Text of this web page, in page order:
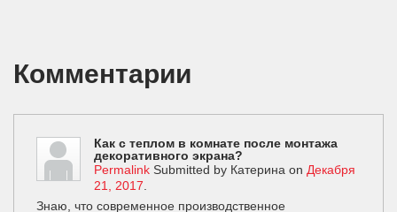
Комментарии
Как с теплом в комнате после монтажа
декоративного экрана?
Permalink Submitted by Катерина on Декабря
21, 2017
Знаю, что современное производственное